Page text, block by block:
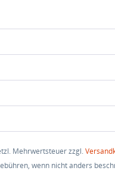
Mehrwertsteuer zzgl.
wenn nicht anders